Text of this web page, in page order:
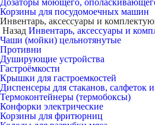
Дозаторы моющего,
Корзины для посудомоечных машин
Инвентарь, аксессуары и
Назад Инвентарь, аксессуары и
Чаши (мойки) цельнотянутые
Противни
Душирующие устройства
Гастроёмкости
Крышки для гастроемкостей
Диспенсеры для стаканов, салфеток
Термоконтейнеры (термобоксы)
Конфорки электрические
Корзины для фритюрниц